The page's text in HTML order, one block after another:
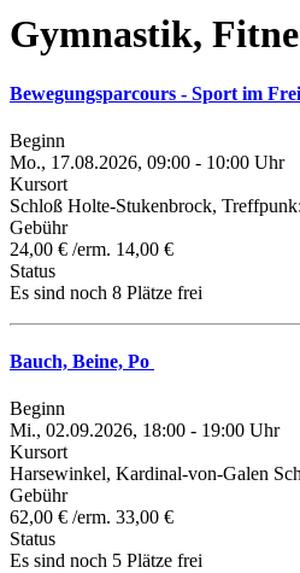
Gymnastik,
Bewegungsparcours - Sport im
Beginn
Mo., 17.08.2026, 09:00 - 10:00 Uhr
Kursort
Schloß Holte-Stukenbrock,
Gebühr
24,00 € /erm. 14,00 €
Status
Es sind noch 8 Plätze frei
Bauch, Beine, Po
Beginn
Mi., 02.09.2026, 18:00 - 19:00 Uhr
Kursort
Harsewinkel, Kardinal-von-Galen
Gebühr
62,00 € /erm. 33,00 €
Status
Es sind noch 5 Plätze frei